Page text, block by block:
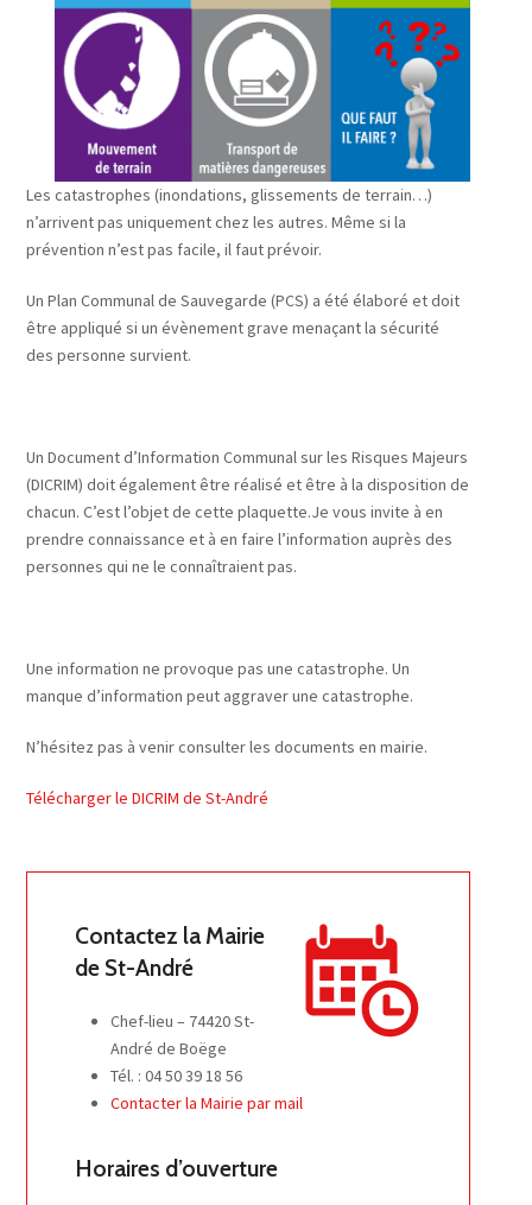
Les catastrophes (inondations, glissements de terrain…)
n’arrivent pas uniquement chez les autres. Même si la
prévention n’est pas facile, il faut prévoir.
Un Plan Communal de Sauvegarde (PCS) a été élaboré et doit
être appliqué si un évènement grave menaçant la sécurité
des personne survient.
Un Document d’Information Communal sur les Risques Majeurs
(DICRIM) doit également être réalisé et être à la disposition de
chacun. C’est l’objet de cette plaquette.Je vous invite à en
prendre connaissance et à en faire l’information auprès des
personnes qui ne le connaîtraient pas.
Une information ne provoque pas une catastrophe. Un
manque d’information peut aggraver une catastrophe.
N’hésitez pas à venir consulter les documents en mairie.
Télécharger le DICRIM de St-André
Contactez la Mairie
de St-André
Chef-lieu – 74420 St-
André de Boëge
Tél. : 04 50 39 18 56
Contacter la Mairie par mail
Horaires d’ouverture